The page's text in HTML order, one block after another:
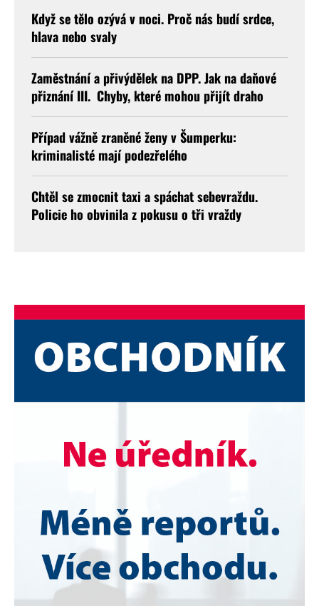
Když se tělo ozývá v noci. Proč nás budí srdce,
hlava nebo svaly
Zaměstnání a přivýdělek na DPP. Jak na daňové
přiznání III. Chyby, které mohou přijít draho
Případ vážně zraněné ženy v Šumperku:
kriminalisté mají podezřelého
Chtěl se zmocnit taxi a spáchat sebevraždu.
Policie ho obvinila z pokusu o tři vraždy